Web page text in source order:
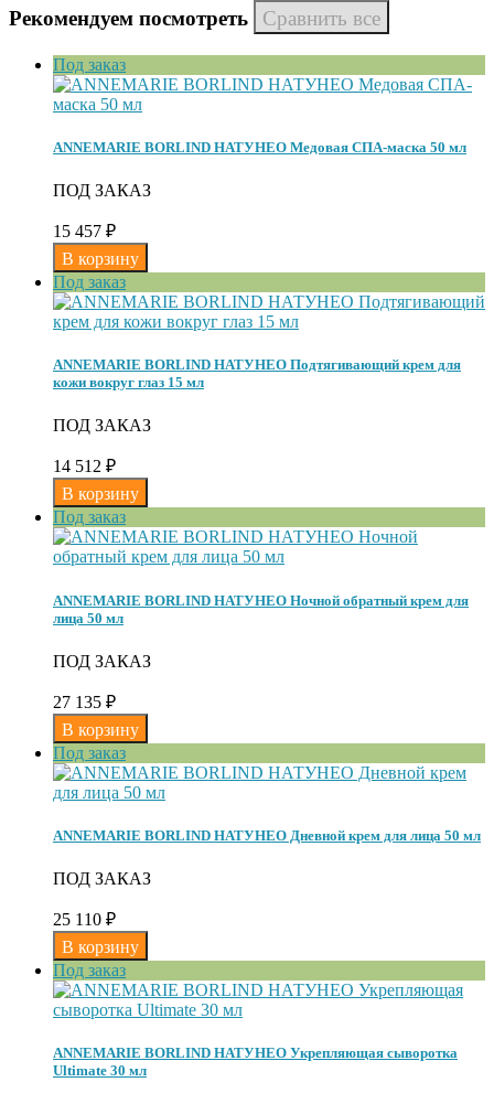
Рекомендуем посмотреть
Под заказ
ANNEMARIE BORLIND НАТУНЕО Медовая СПА-маска 50 мл
ПОД ЗАКАЗ
15 457 ₽
Под заказ
ANNEMARIE BORLIND НАТУНЕО Подтягивающий крем для
кожи вокруг глаз 15 мл
ПОД ЗАКАЗ
14 512 ₽
Под заказ
ANNEMARIE BORLIND НАТУНЕО Ночной обратный крем для
лица 50 мл
ПОД ЗАКАЗ
27 135 ₽
Под заказ
ANNEMARIE BORLIND НАТУНЕО Дневной крем для лица 50 мл
ПОД ЗАКАЗ
25 110 ₽
Под заказ
ANNEMARIE BORLIND НАТУНЕО Укрепляющая сыворотка
Ultimate 30 мл